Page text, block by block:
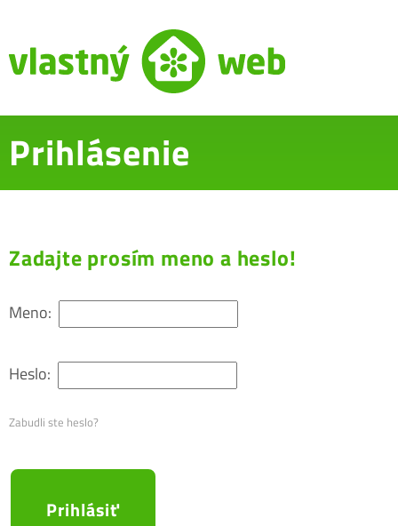
Prihlásenie
Zadajte prosím meno a heslo!
Meno:
Heslo:
Zabudli ste heslo?